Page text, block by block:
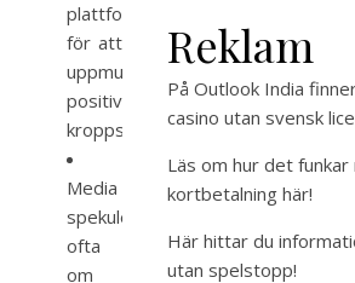
plattform
för att
uppmuntra
positiv
kroppsbild.
Media
spekulerar
ofta
om
Reklam
På Outlook India
casino utan svensk
Läs om hur det funkar
kortbetalning här!
Här hittar du
utan spelstopp!